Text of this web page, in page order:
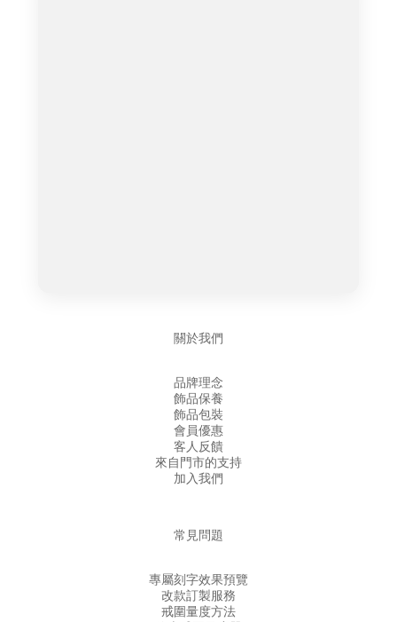
關於我們
品牌理念
飾品保養
飾品包裝
會員優惠
客人反饋
來自門市的支持
加入我們
常見問題
專屬刻字效果預覽
改款訂製服務
戒圍量度方法